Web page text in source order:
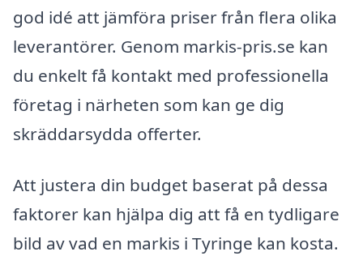
god idé att jämföra priser från flera olika
leverantörer. Genom markis-pris.se kan
du enkelt få kontakt med professionella
företag i närheten som kan ge dig
skräddarsydda offerter.
Att justera din budget baserat på dessa
faktorer kan hjälpa dig att få en tydligare
bild av vad en markis i Tyringe kan kosta.